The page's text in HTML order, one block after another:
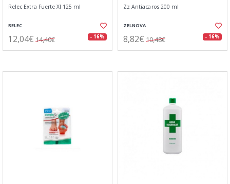
Relec Extra Fuerte Xl 125 ml
RELEC
12,04€ 14,40€ - 16%
Zz Antiacaros 200 ml
ZELNOVA
8,82€ 10,48€ - 16%